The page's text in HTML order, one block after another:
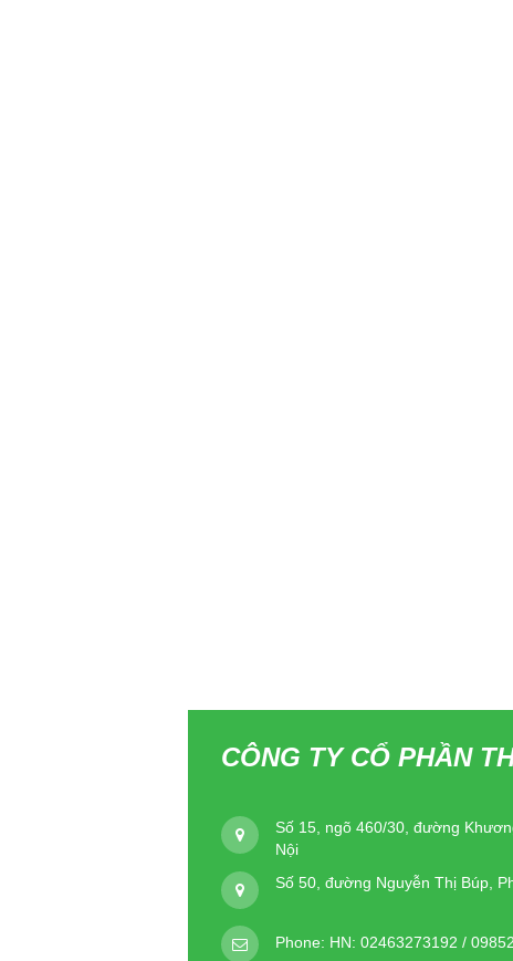
CÔNG TY CỔ PHẦN
Số 15, ngõ 460/30, đường
Nội
Số 50, đường Nguyễn Thị Búp,
Phone: HN: 02463273192 /